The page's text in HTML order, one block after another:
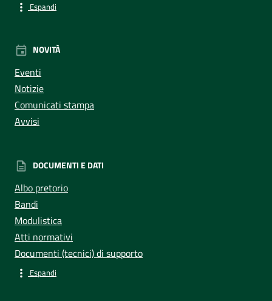
Espandi
NOVITÀ
Eventi
Notizie
Comunicati stampa
Avvisi
DOCUMENTI E DATI
Albo pretorio
Bandi
Modulistica
Atti normativi
Documenti (tecnici) di supporto
Espandi